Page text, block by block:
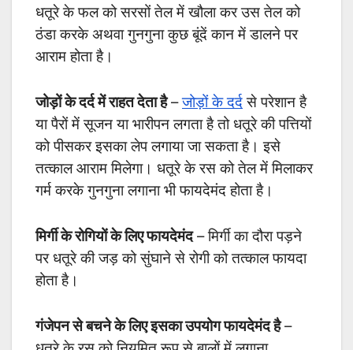
धतूरे के फल को सरसों तेल में खौला कर उस तेल को
ठंडा करके अथवा गुनगुना कुछ बूंदें कान में डालने पर
आराम होता है।
जोड़ों के दर्द में राहत देता है–जोड़ों के दर्दसे परेशान है
या पैरों में सूजन या भारीपन लगता है तो धतूरे की पत्तियों
को पीसकर इसका लेप लगाया जा सकता है। इसे
तत्काल आराम मिलेगा। धतूरे के रस को तेल में मिलाकर
गर्म करके गुनगुना लगाना भी फायदेमंद होता है।
मिर्गी के रोगियों के लिए फायदेमंद– मिर्गी का दौरा पड़ने
पर धतूरे की जड़ को सुंघाने से रोगी को तत्काल फायदा
होता है।
गंजेपन से बचने के लिए इसका उपयोग फायदेमंद है–